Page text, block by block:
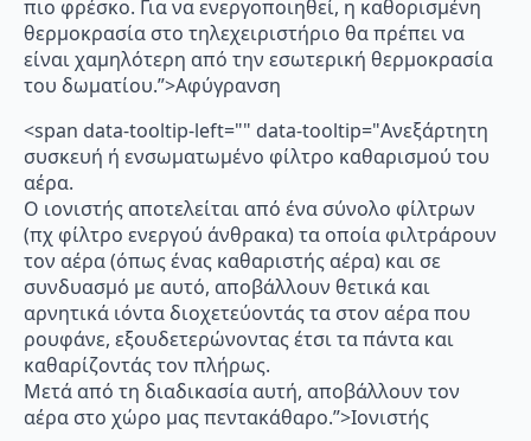
πιο φρέσκο. Για να ενεργοποιηθεί, η καθορισμένη
θερμοκρασία στο τηλεχειριστήριο θα πρέπει να
είναι χαμηλότερη από την εσωτερική θερμοκρασία
του δωματίου.”>Αφύγρανση
<span data-tooltip-left="" data-tooltip="Ανεξάρτητη
συσκευή ή ενσωματωμένο φίλτρο καθαρισμού του
αέρα.
Ο ιονιστής αποτελείται από ένα σύνολο φίλτρων
(πχ φίλτρο ενεργού άνθρακα) τα οποία φιλτράρουν
τον αέρα (όπως ένας καθαριστής αέρα) και σε
συνδυασμό με αυτό, αποβάλλουν θετικά και
αρνητικά ιόντα διοχετεύοντάς τα στον αέρα που
ρουφάνε, εξουδετερώνοντας έτσι τα πάντα και
καθαρίζοντάς τον πλήρως.
Μετά από τη διαδικασία αυτή, αποβάλλουν τον
αέρα στο χώρο μας πεντακάθαρο.”>Ιονιστής